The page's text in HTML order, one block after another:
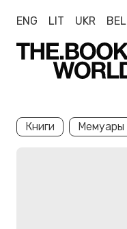
ENG LIT UKR BEL
Книги Мемуары